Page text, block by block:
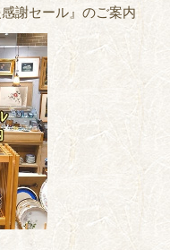
謝セール』のご案内